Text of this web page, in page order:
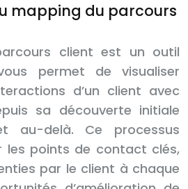
mapping du parcours
client est un outil
permet de visualiser
d’un client avec
sa découverte initiale
au-delà. Ce processus
les points de contact clés,
par le client à chaque